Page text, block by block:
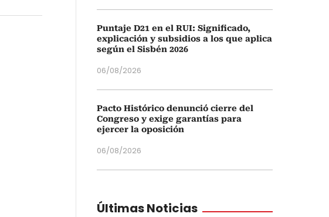
Puntaje D21 en el RUI: Significado,
explicación y subsidios a los que aplica
según el Sisbén 2026
06/08/2026
Pacto Histórico denunció cierre del
Congreso y exige garantías para
ejercer la oposición
06/08/2026
Últimas Noticias